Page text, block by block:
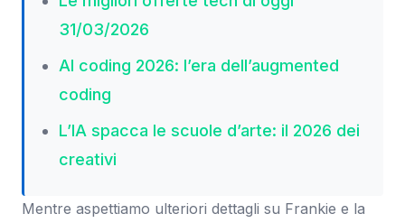
31/03/2026
AI coding 2026: l’era dell’augmented
coding
L’IA spacca le scuole d’arte: il 2026 dei
creativi
Mentre aspettiamo ulteriori dettagli su Frankie e la